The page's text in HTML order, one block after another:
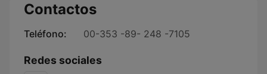
Contactos
Teléfono: 00-353 -89- 248 -7105
Redes sociales